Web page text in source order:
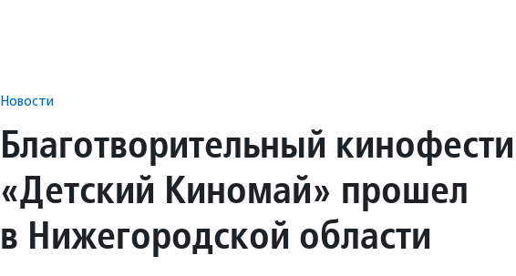
Новости
Благотворительный
«Детский Киномай» прошел
в Нижегородской области